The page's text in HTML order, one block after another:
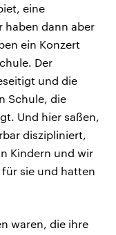
eine
haben dann aber
ein Konzert
Der
und die
Schule, die
Und hier saßen,
diszipliniert,
Kindern und wir
für sie und hatten
waren, die ihre